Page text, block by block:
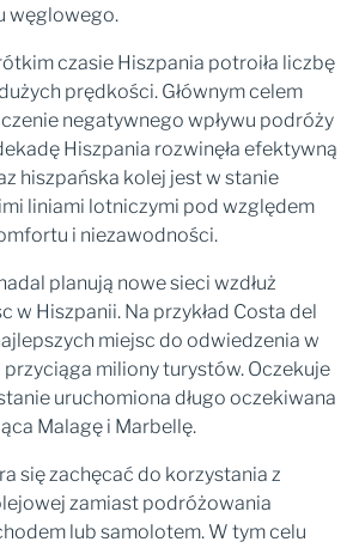
węglowego.
czasie Hiszpania potroiła liczbę
prędkości. Głównym celem
negatywnego wpływu podróży
Hiszpania rozwinęła efektywną
hiszpańska kolej jest w stanie
liniami lotniczymi pod względem
i niezawodności.
planują nowe sieci wzdłuż
w Hiszpanii. Na przykład Costa del
miejsc do odwiedzenia w
miliony turystów. Oczekuje
uruchomiona długo oczekiwana
Malagę i Marbellę.
się zachęcać do korzystania z
zamiast podróżowania
lub samolotem. W tym celu